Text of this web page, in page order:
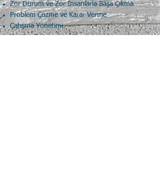
Zor Durum ve Zor İnsanlarla Başa Çıkma
Problem Çözme ve Karar Verme
Çatışma Yönetimi
Yaratıcı Düşünme